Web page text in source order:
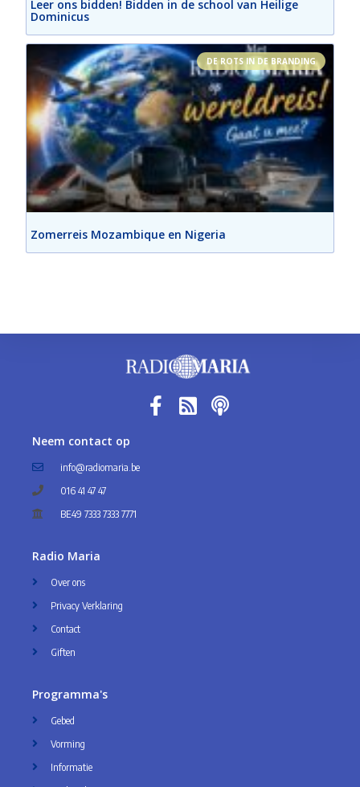
Leer ons bidden! Bidden in de school van Heilige
Dominicus
DE ROTS IN DE BRANDING
Zomerreis Mozambique en Nigeria
Neem contact op
info@radiomaria.be
016 41 47 47
BE49 7333 7333 7771
Radio Maria
Over ons
Privacy Verklaring
Contact
Giften
Programma's
Gebed
Vorming
Informatie